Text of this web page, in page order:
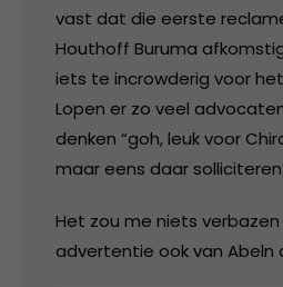
vast dat die eerste
Houthoff Buruma afkomstig
iets te incrowderig voor
Lopen er zo veel
denken “goh, leuk voor
maar eens daar
Het zou me niets
advertentie ook van Abeln